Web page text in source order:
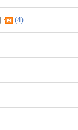
(4)